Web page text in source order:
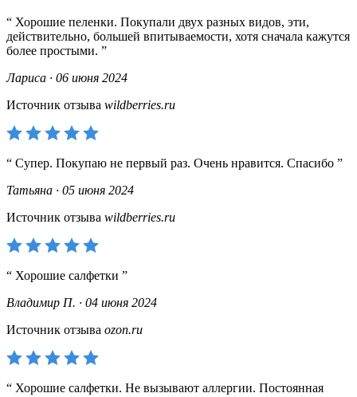
Хорошие пеленки. Покупали двух разных видов, эти,
действительно, большей впитываемости, хотя сначала кажутся
более простыми.
Лариса · 06 июня 2024
Источник отзыва wildberries.ru
Супер. Покупаю не первый раз. Очень нравится. Спасибо
Татьяна · 05 июня 2024
Источник отзыва wildberries.ru
Хорошие салфетки
Владимир П. · 04 июня 2024
Источник отзыва ozon.ru
Хорошие салфетки. Не вызывают аллергии. Постоянная